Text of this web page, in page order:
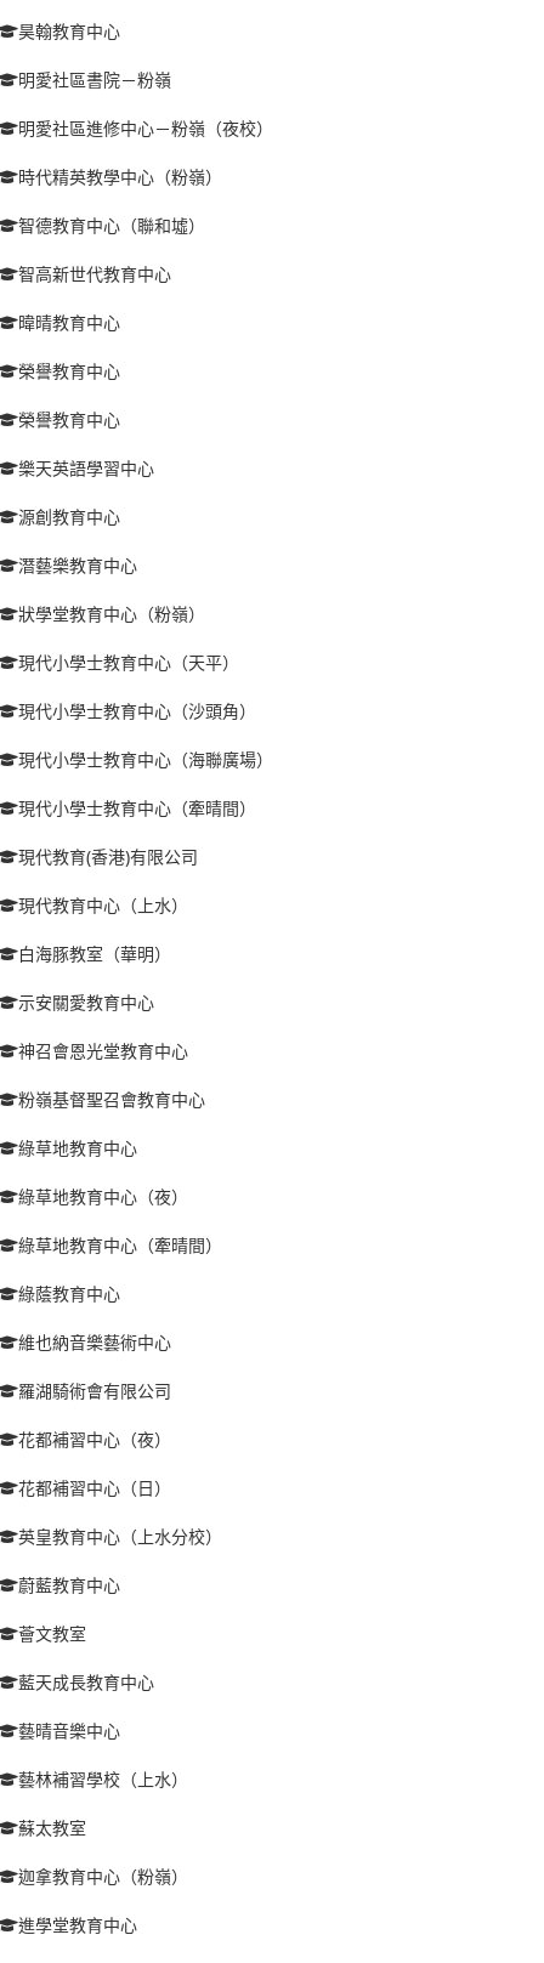
昊翰教育中心
明愛社區書院－粉嶺
明愛社區進修中心－粉嶺（夜校）
時代精英教學中心（粉嶺）
智德教育中心（聯和墟）
智高新世代教育中心
暐晴教育中心
榮譽教育中心
榮譽教育中心
樂天英語學習中心
源創教育中心
潛藝樂教育中心
狀學堂教育中心（粉嶺）
現代小學士教育中心（天平）
現代小學士教育中心（沙頭角）
現代小學士教育中心（海聯廣場）
現代小學士教育中心（牽晴間）
現代教育(香港)有限公司
現代教育中心（上水）
白海豚教室（華明）
示安關愛教育中心
神召會恩光堂教育中心
粉嶺基督聖召會教育中心
綠草地教育中心
綠草地教育中心（夜）
綠草地教育中心（牽晴間）
綠蔭教育中心
維也納音樂藝術中心
羅湖騎術會有限公司
花都補習中心（夜）
花都補習中心（日）
英皇教育中心（上水分校）
蔚藍教育中心
薈文教室
藍天成長教育中心
藝晴音樂中心
藝林補習學校（上水）
蘇太教室
迦拿教育中心（粉嶺）
進學堂教育中心